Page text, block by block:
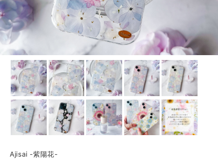
Ajisai -紫陽花-